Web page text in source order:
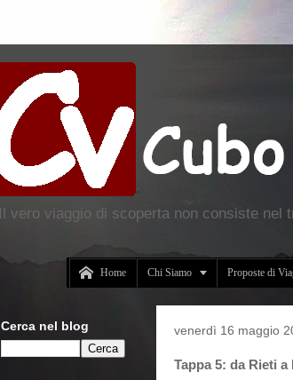
Il vero viaggio di scoperta non consiste
 Home Chi Siamo  Proposte di
venerdì 16 maggio
Tappa 5: da Rieti
Cerca nel blog